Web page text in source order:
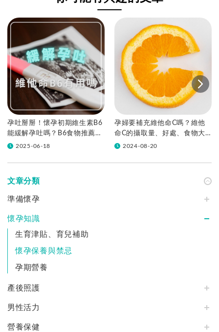
孕吐掰掰！懷孕初期維生素B6
能緩解孕吐嗎？B6食物推薦與
維他命補充劑量
2025-06-18
孕婦要補充維他命C嗎？維他
命C的攝取量、好處、食物大
全 2024-08-20
文章分類
準備懷孕
懷孕知識
生育津貼、育兒補助
懷孕保養與禁忌
孕期營養
產後照護
男性活力
營養保健